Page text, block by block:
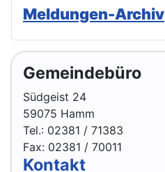
Meldungen-Archiv
Gemeindebüro
Südgeist 24
59075 Hamm
Tel.: 02381 / 71383
Fax: 02381 / 70011
Kontakt